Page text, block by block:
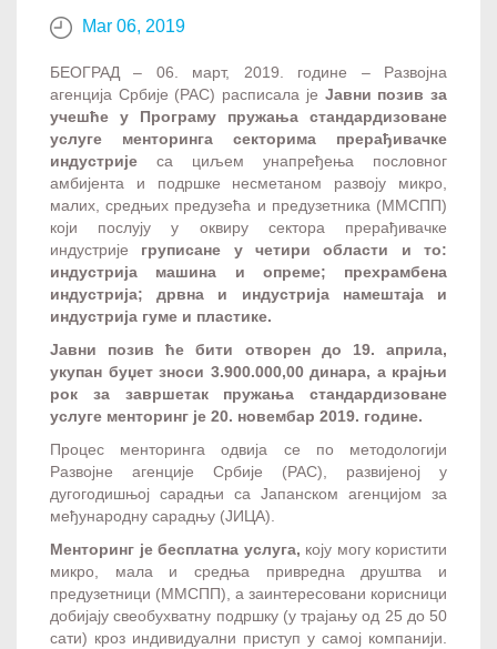
Mar 06, 2019
БЕОГРАД – 06. март, 2019. године – Развојна
агенција Србије (РАС) расписала је Јавни позив за
учешће у Програму пружања стандардизоване
услуге менторинга секторима прерађивачке
индустрије са циљем унапређења пословног
амбијента и подршке несметаном развоју микро,
малих, средњих предузећа и предузетника (ММСПП)
који послују у оквиру сектора прерађивачке
индустрије груписане у четири области и то:
индустрија машина и опреме; прехрамбена
индустрија; дрвна и индустрија намештаја и
индустрија гуме и пластике.
Јавни позив ће бити отворен до 19. априла,
укупан буџет зноси 3.900.000,00 динара, а крајњи
рок за завршетак пружања стандардизоване
услуге менторинг је 20. новембар 2019. године.
Процес менторинга одвија се по методологији
Развојне агенције Србије (РАС), развијеној у
дугогодишњој сарадњи са Јапанском агенцијом за
међународну сарадњу (ЈИЦА).
Менторинг је бесплатна услуга, коју могу користити
микро, мала и средња привредна друштва и
предузетници (ММСПП), а заинтересовани корисници
добијају свеобухватну подршку (у трајању од 25 до 50
сати) кроз индивидуални приступ у самој компанији.